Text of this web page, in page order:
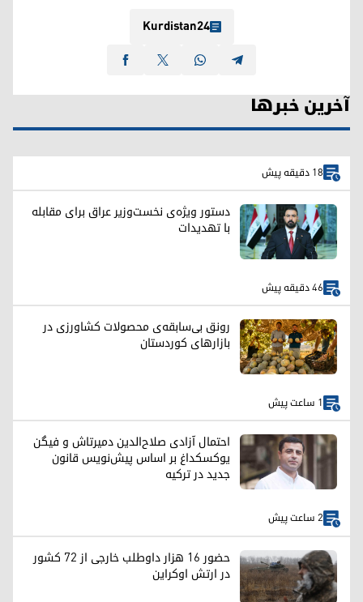
Kurdistan24
آخرین خبرها
18 دقیقه پیش
دستور ویژه‌ی نخست‌وزیر عراق برای مقابله
با تهدیدات
46 دقیقه پیش
رونق بی‌سابقه‌ی محصولات کشاورزی در
بازارهای کوردستان
1 ساعت پیش
احتمال آزادی صلاح‌الدین دمیرتاش و فیگن
یوکسکداغ بر اساس پیش‌نویس قانون
جدید در ترکیه
2 ساعت پیش
حضور ۱۶ هزار داوطلب خارجی از ۷۲ کشور
در ارتش اوکراین